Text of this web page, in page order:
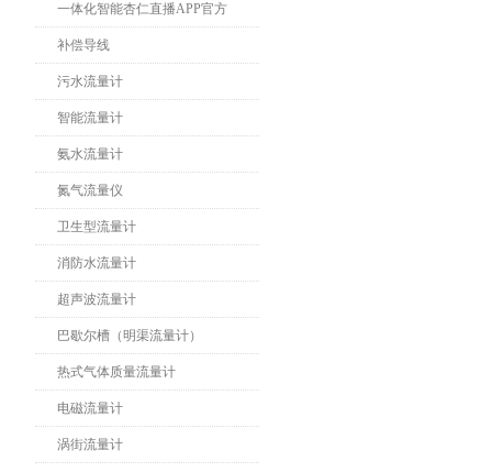
一体化智能杏仁直播APP官方
补偿导线
污水流量计
智能流量计
氨水流量计
氮气流量仪
卫生型流量计
消防水流量计
超声波流量计
巴歇尔槽（明渠流量计）
热式气体质量流量计
电磁流量计
涡街流量计